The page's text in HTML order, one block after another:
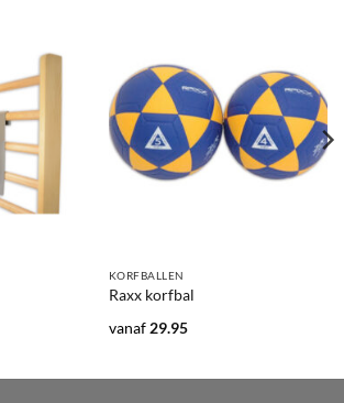
KORFBALLEN
Raxx korfbal
vanaf29.95